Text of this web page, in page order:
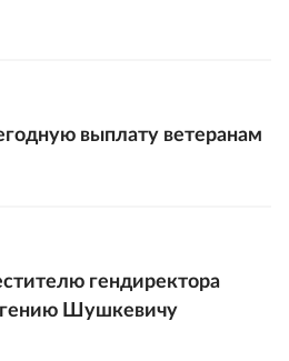
выплату ветеранам
гендиректора
Шушкевичу